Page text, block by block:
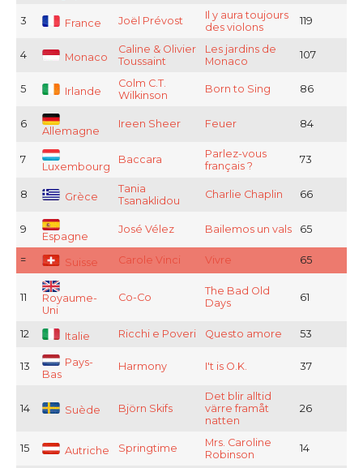
3 France Joël Prévost
Il y aura toujours
des violons
119
4 Monaco
Caline & Olivier
Toussaint
Les jardins de
Monaco
107
5 Irlande
Colm C.T.
Wilkinson
Born to Sing 86
6
Allemagne
Ireen Sheer Feuer 84
7
Luxembourg
Baccara
Parlez-vous
français ?
73
8 Grèce
Tania
Tsanaklidou
Charlie Chaplin 66
9
Espagne
José Vélez Bailemos un vals 65
= Suisse Carole Vinci Vivre 65
11
Royaume-
Uni
Co-Co
The Bad Old
Days
61
12 Italie Ricchi e Poveri Questo amore 53
13
Pays-
Bas
Harmony I't is O.K. 37
14 Suède Björn Skifs
Det blir alltid
värre framåt
natten
26
15 Autriche Springtime
Mrs. Caroline
Robinson
14